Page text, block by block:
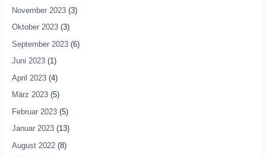
November 2023(3)
Oktober 2023(3)
September 2023(6)
Juni 2023(1)
April 2023(4)
März 2023(5)
Februar 2023(5)
Januar 2023(13)
August 2022(8)